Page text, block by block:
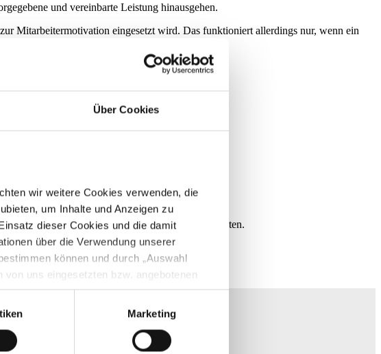
Über Cookies
wir weitere Cookies verwenden, die
um Inhalte und Anzeigen zu
dieser Cookies und die damit
über die Verwendung unserer
können und durch „Auswahl
von uns eingesetzten bzw. angebotenen
willigen Sie zugleich gem. Art.
Cookies entstehenden
Marketing
und vereinbarte Leistung hinausgehen.
Mitarbeitermotivation eingesetzt wird. Das funktioniert allerdings nur, wenn ein
Prämie.
und meistens auf einen Zeitraum von 2 bis 3 Monaten.
andere (digitale) Bereitstellungsmöglichkeiten!